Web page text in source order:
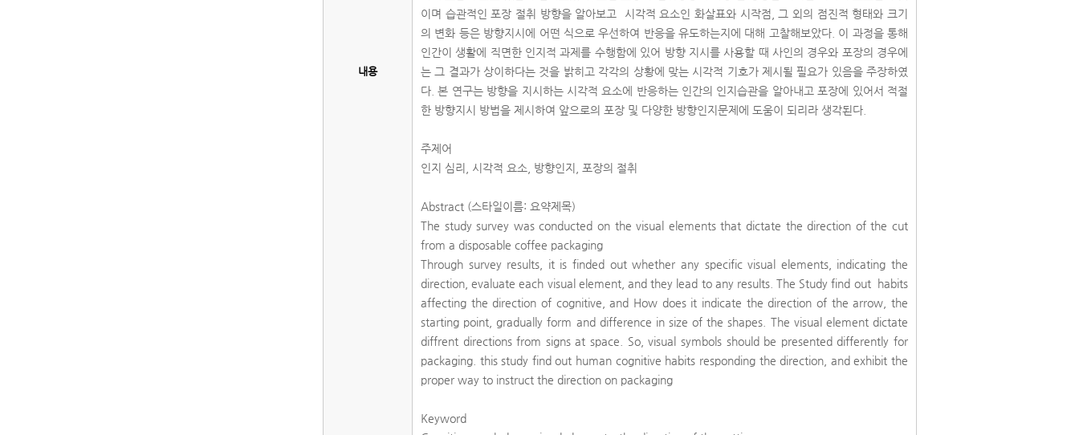
내용
이며 습관적인 포장 절취 방향을 알아보고 시각적 요소인 화살표와 시작점, 그 외의 점진적 형태와 크기
의 변화 등은 방향지시에 어떤 식으로 우선하여 반응을 유도하는지에 대해 고찰해보았다. 이 과정을 통해
인간이 생활에 직면한 인지적 과제를 수행함에 있어 방향 지시를 사용할 때 사인의 경우와 포장의 경우에
는 그 결과가 상이하다는 것을 밝히고 각각의 상황에 맞는 시각적 기호가 제시될 필요가 있음을 주장하였
다. 본 연구는 방향을 지시하는 시각적 요소에 반응하는 인간의 인지습관을 알아내고 포장에 있어서 적절
한 방향지시 방법을 제시하여 앞으로의 포장 및 다양한 방향인지문제에 도움이 되리라 생각된다.
주제어
인지 심리, 시각적 요소, 방향인지, 포장의 절취
Abstract (스타일이름: 요약제목)
The study survey was conducted on the visual elements that dictate the direction of the cut
from a disposable coffee packaging
Through survey results, it is finded out whether any specific visual elements, indicating the
direction, evaluate each visual element, and they lead to any results. The Study find out habits
affecting the direction of cognitive, and How does it indicate the direction of the arrow, the
starting point, gradually form and difference in size of the shapes. The visual element dictate
diffrent directions from signs at space. So, visual symbols should be presented differently for
packaging. this study find out human cognitive habits responding the direction, and exhibit the
proper way to instruct the direction on packaging
Keyword